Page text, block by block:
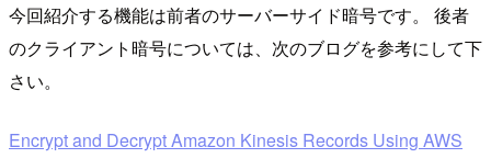
今回紹介する機能は前者のサーバーサイド暗号です。 後者
のクライアント暗号については、次のブログを参考にして下
さい。
Encrypt and Decrypt Amazon Kinesis Records Using AWS